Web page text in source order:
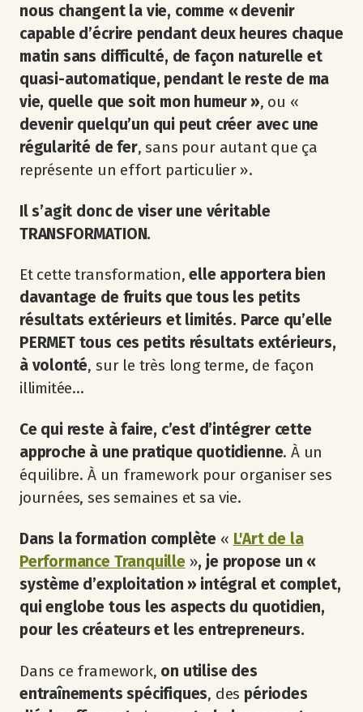
nous changent la vie, comme « devenir
capable d’écrire pendant deux heures chaque
matin sans difficulté, de façon naturelle et
quasi-automatique, pendant le reste de ma
vie, quelle que soit mon humeur », ou «
devenir quelqu’un qui peut créer avec une
régularité de fer, sans pour autant que ça
représente un effort particulier ».
Il s’agit donc de viser une véritable
TRANSFORMATION.
Et cette transformation,elle apportera bien
davantage de fruits que tous les petits
résultats extérieurs et limités. Parce qu’elle
PERMET tous ces petits résultats extérieurs,
à volonté, sur le très long terme, de façon
illimitée…
Ce qui reste à faire, c’est d’intégrer cette
approche à une pratique quotidienne. À un
équilibre. À un framework pour organiser ses
journées, ses semaines et sa vie.
Dans la formation complète « L'Art de la
Performance Tranquille », je propose un «
système d’exploitation » intégral et complet,
qui englobe tous les aspects du quotidien,
pour les créateurs et les entrepreneurs.
Dans ce framework, on utilise des
entraînements spécifiques, des périodes